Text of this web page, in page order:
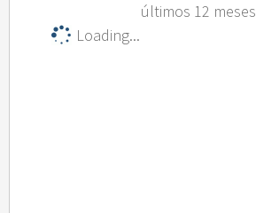
últimos 12 meses
Loading...